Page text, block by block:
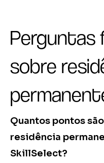
Perguntas
sobre
Quantos pontos
residência
SkillSelect?